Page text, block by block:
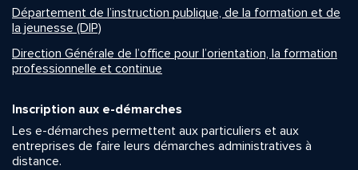
Département de l’instruction publique, de la formation et de
la jeunesse (DIP)
Direction Générale de l’office pour l’orientation, la formation
professionnelle et continue
Inscription aux e-démarches
Les e-démarches permettent aux particuliers et aux
entreprises de faire leurs démarches administratives à
distance.